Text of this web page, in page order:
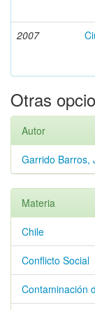
2007
Otras
Autor
Garrido Barros,
Materia
Chile
Conflicto Social
Contaminación